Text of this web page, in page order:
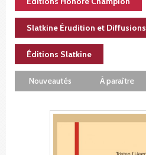
Slatkine Érudition et Diffusions
Éditions Slatkine
Nouveautés À paraître